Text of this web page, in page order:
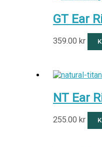
GT Ear
359.00kr
NT Ear
255.00 kr